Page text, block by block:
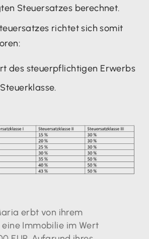
Steuersatzes berechnet.
richtet sich somit
des steuerpflichtigen Erwerbs
erbt von ihrem
Immobilie im Wert